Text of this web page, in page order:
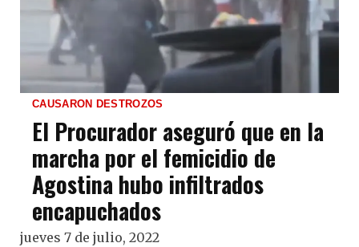
CAUSARON DESTROZOS
El Procurador aseguró que en la
marcha por el femicidio de
Agostina hubo infiltrados
encapuchados
jueves 7 de julio, 2022